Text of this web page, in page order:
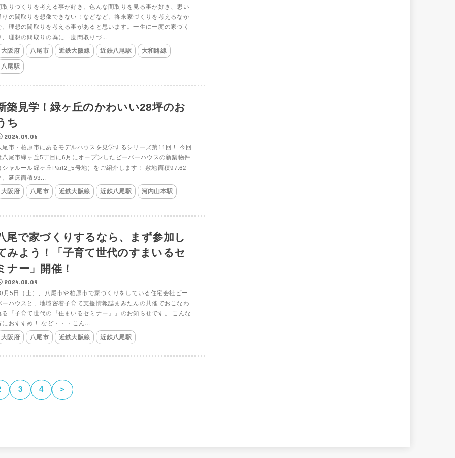
取りづくりを考える事が好き、色んな間取りを見る事が好き、思い
りの間取りを想像できない！などなど、将来家づくりを考えるなか
、理想の間取りを考える事があると思います。一生に一度の家づく
、理想の間取りの為に一度間取りづ...
大阪府 八尾市 近鉄大阪線 近鉄八尾駅 大和路線
八尾駅
築見学！緑ヶ丘のかわいい28坪のお
ち
2024.09.06
尾市・柏原市にあるモデルハウスを見学するシリーズ第11回！ 今回
八尾市緑ヶ丘5丁目に6月にオープンしたビーバーハウスの新築物件
シャルール緑ヶ丘Part2_5号地）をご紹介します！ 敷地面積97.62
、延床面積93...
大阪府 八尾市 近鉄大阪線 近鉄八尾駅 河内山本駅
尾で家づくりするなら、まず参加し
みよう！「子育て世代のすまいるセ
ナー」開催！
2024.08.09
月5日（土）、八尾市や柏原市で家づくりをしている住宅会社ビー
ーハウスと、地域密着子育て支援情報誌まみたんの共催でおこなわ
る「子育て世代の『住まいるセミナー』」のお知らせです。 こんな
におすすめ！ など・・・こん...
大阪府 八尾市 近鉄大阪線 近鉄八尾駅
3 4 ＞